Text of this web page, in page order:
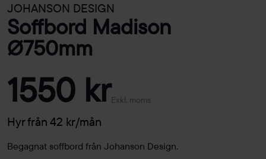
JOHANSON DESIGN
Soffbord Madison
Ø750mm
1550 krExkl. moms
Hyr från 42 kr/mån
Begagnat soffbord från Johanson Design.